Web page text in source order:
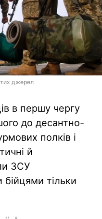
джерел
в першу чергу
до десантно-
полків і
й
ЗСУ
тільки